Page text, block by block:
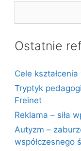
Ostatnie
Cele
Tryptyk
Freinet
Reklama – siła
Autyzm –
współczesnego